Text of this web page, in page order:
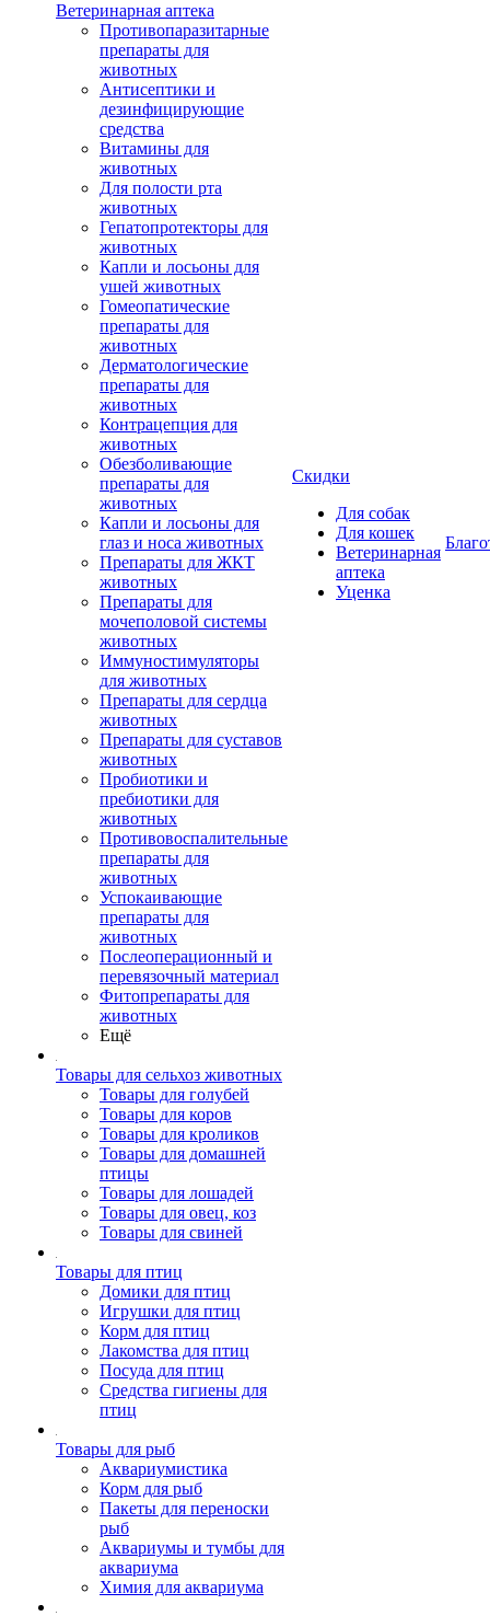
Ветеринарная аптека
Противопаразитарные
препараты для
животных
Антисептики и
дезинфицирующие
средства
Витамины для
животных
Для полости рта
животных
Гепатопротекторы для
животных
Капли и лосьоны для
ушей животных
Гомеопатические
препараты для
животных
Дерматологические
препараты для
животных
Контрацепция для
животных
Обезболивающие
препараты для
животных
Капли и лосьоны для
глаз и носа животных
Препараты для ЖКТ
животных
Препараты для
мочеполовой системы
животных
Иммуностимуляторы
для животных
Препараты для сердца
животных
Препараты для суставов
животных
Пробиотики и
пребиотики для
животных
Противовоспалительные
препараты для
животных
Успокаивающие
препараты для
животных
Послеоперационный и
перевязочный материал
Фитопрепараты для
животных
Ещё
Товары для сельхоз животных
Товары для голубей
Товары для коров
Товары для кроликов
Товары для домашней
птицы
Товары для лошадей
Товары для овец, коз
Товары для свиней
Товары для птиц
Домики для птиц
Игрушки для птиц
Корм для птиц
Лакомства для птиц
Посуда для птиц
Средства гигиены для
птиц
Товары для рыб
Аквариумистика
Корм для рыб
Пакеты для переноски
рыб
Аквариумы и тумбы для
аквариума
Химия для аквариума
Скидки
Для собак
Для кошек
Ветеринарная
аптека
Уценка